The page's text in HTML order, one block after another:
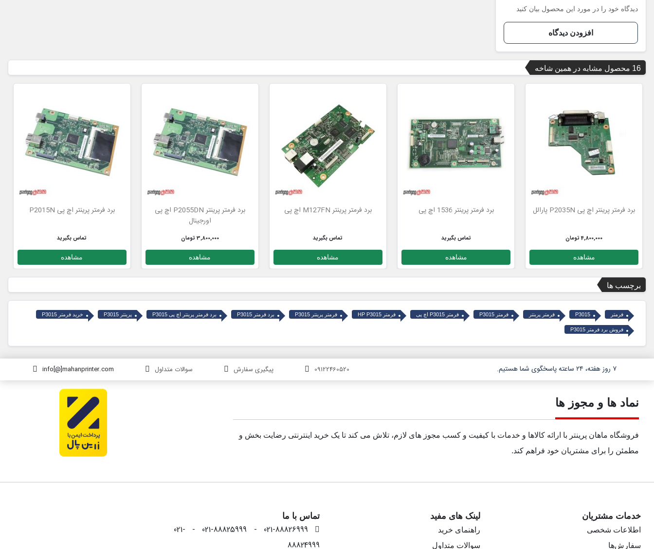
دیدگاه خود را در مورد این محصول بیان کنید
افزودن دیدگاه
16 محصول مشابه در همین شاخه
برد فرمتر پرینتر اچ پی P2035N پارالل
4,800,000 تومان
مشاهده
برد فرمتر پرینتر 1536 اچ پی
تماس بگیرید
مشاهده
برد فرمتر پرینتر M127FN اچ پی
تماس بگیرید
مشاهده
برد فرمتر پرینتر P2055DN اچ پی
اورجینال
3,800,000 تومان
مشاهده
برد فرمتر پرینتر اچ پی P2015N
تماس بگیرید
مشاهده
برچسب ها
فرمتر P3015 فرمتر پرینتر فرمتر P3015 فرمتر P3015 اچ پی فرمتر HP P3015 فرمتر پرینتر P3015 برد فرمتر P3015 برد فرمتر پرینتر اچ پی P3015 پرینتر P3015 خرید فرمتر P3015
فروش برد فرمتر P3015
۷ روز هفته، ۲۴ ساعته پاسخگوی شما هستیم. info[@]mahanprinter.com سوالات متداول پیگیری سفارش 09122460520
نماد ها و مجوز ها
فروشگاه ماهان پرینتر با ارائه کالاها و خدمات با کیفیت و کسب مجوز های لازم، تلاش می کند تا یک خرید اینترنتی رضایت بخش و
مطمئن را برای مشتریان خود فراهم کند.
خدمات مشتریان
اطلاعات شخصی
سفارش‌ها
لینک های مفید
راهنمای خرید
سوالات متداول
تماس با ما
021-88826999 - 021-88825999 - 021-
88824999